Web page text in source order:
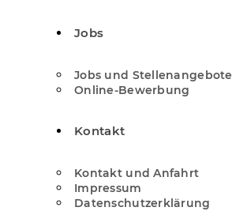
Jobs
Jobs und Stellenangebote
Online-Bewerbung
Kontakt
Kontakt und Anfahrt
Impressum
Datenschutzerklärung